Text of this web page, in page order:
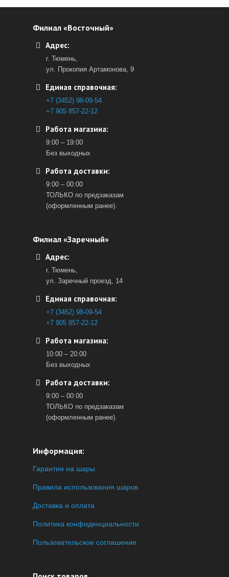
Филиал «Восточный»
Адрес:
г. Тюмень,
ул. Прокопия Артамонова, 9
Единая справочная:
+7 (3452) 98-09-54
+7 905 857-22-12
Работа магазина:
9:00 – 19:00
Без выходных
Работа доставки:
9:00 – 00:00
ТОЛЬКО по предзаказам
(оформленным ранее).
Филиал «Заречный»
Адрес:
г. Тюмень,
ул. Заречный проезд, 14
Единая справочная:
+7 (3452) 98-09-54
+7 905 857-22-12
Работа магазина:
10:00 – 20:00
Без выходных
Работа доставки:
9:00 – 00:00
ТОЛЬКО по предзаказам
(оформленным ранее).
Информация:
Гарантия на шары
Правила использования шаров
Доставка и оплата
Политика конфиденциальности
Пользовательское соглашение